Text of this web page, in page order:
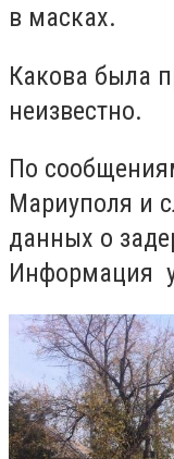
в масках.
Какова была
неизвестно.
По
Мариуполя и
данных о
Информация